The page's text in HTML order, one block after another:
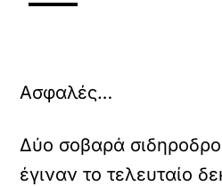
Ασφαλές…
Δύο σοβαρά
έγιναν το τελευταίο